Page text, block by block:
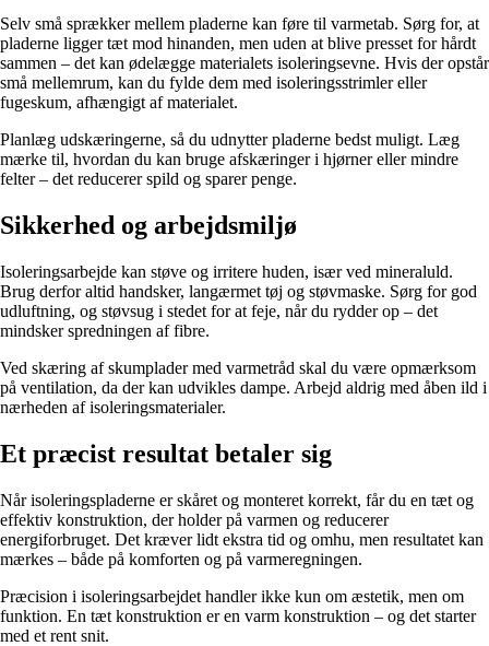
Selv små sprækker mellem pladerne kan føre til varmetab. Sørg for, at
pladerne ligger tæt mod hinanden, men uden at blive presset for hårdt
sammen – det kan ødelægge materialets isoleringsevne. Hvis der opstår
små mellemrum, kan du fylde dem med isoleringsstrimler eller
fugeskum, afhængigt af materialet.
Planlæg udskæringerne, så du udnytter pladerne bedst muligt. Læg
mærke til, hvordan du kan bruge afskæringer i hjørner eller mindre
felter – det reducerer spild og sparer penge.
Sikkerhed og arbejdsmiljø
Isoleringsarbejde kan støve og irritere huden, især ved mineraluld.
Brug derfor altid handsker, langærmet tøj og støvmaske. Sørg for god
udluftning, og støvsug i stedet for at feje, når du rydder op – det
mindsker spredningen af fibre.
Ved skæring af skumplader med varmetråd skal du være opmærksom
på ventilation, da der kan udvikles dampe. Arbejd aldrig med åben ild i
nærheden af isoleringsmaterialer.
Et præcist resultat betaler sig
Når isoleringspladerne er skåret og monteret korrekt, får du en tæt og
effektiv konstruktion, der holder på varmen og reducerer
energiforbruget. Det kræver lidt ekstra tid og omhu, men resultatet kan
mærkes – både på komforten og på varmeregningen.
Præcision i isoleringsarbejdet handler ikke kun om æstetik, men om
funktion. En tæt konstruktion er en varm konstruktion – og det starter
med et rent snit.